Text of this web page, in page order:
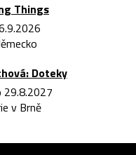
Things
Doteky
29.8.2027
v Brně